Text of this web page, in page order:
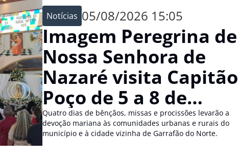
Notícias 05/08/2026 15:05
Imagem Peregrina de
Nossa Senhora de
Nazaré visita Capitão
Poço de 5 a 8 de
agosto
Quatro dias de bênçãos, missas e procissões levarão a
devoção mariana às comunidades urbanas e rurais do
município e à cidade vizinha de Garrafão do Norte.